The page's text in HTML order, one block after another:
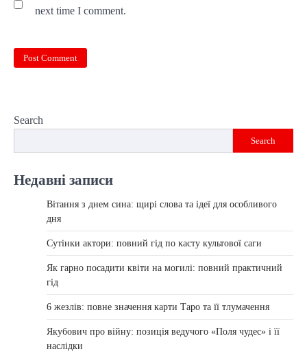
next time I comment.
Search
Search
Недавні записи
Вітання з днем сина: щирі слова та ідеї для особливого
дня
Сутінки актори: повний гід по касту культової саги
Як гарно посадити квіти на могилі: повний практичний
гід
6 жезлів: повне значення карти Таро та її тлумачення
Якубович про війну: позиція ведучого «Поля чудес» і її
наслідки